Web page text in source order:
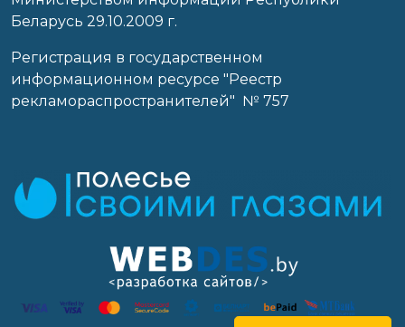
Беларусь 29.10.2009 г.
Регистрация в государственном
информационном ресурсе "Реестр
рекламораспространителей" № 757